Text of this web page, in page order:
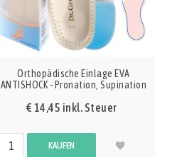
Orthopädische Einlage EVA
ANTISHOCK - Pronation, Supination
€ 14,45 inkl. Steuer
KAUFEN